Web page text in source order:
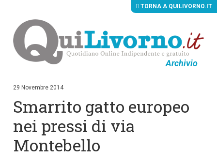
Archivio
i
i
c
n
t
e
n
TORNA A QUILIVORNO.IT
29 Novembre 2014
Smarrito gatto europeo
nei pressi di via
Montebello